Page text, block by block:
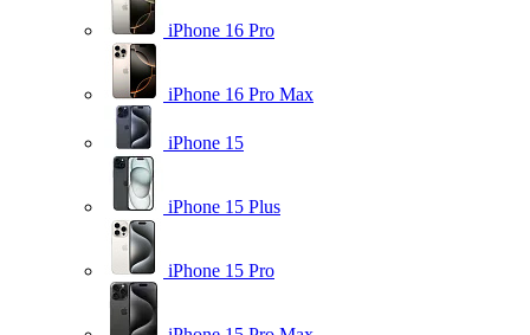
iPhone 16 Pro
iPhone 16 Pro Max
iPhone 15
iPhone 15 Plus
iPhone 15 Pro